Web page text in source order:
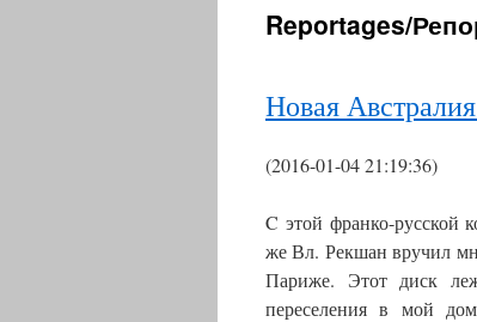
contenu
Reportages/
Новая
(2016-01-04 21:19:36)
C этой франко-русской
же Вл. Рекшан вручил
Париже. Этот диск
переселения в мой